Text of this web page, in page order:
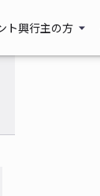
ト興行主の方